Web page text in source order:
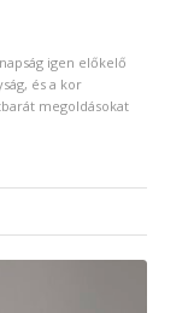
igen előkelő
és a kor
megoldásokat